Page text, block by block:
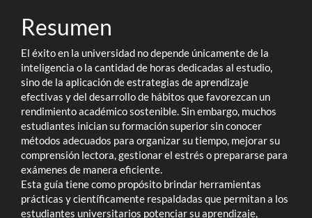
Resumen
El éxito en la universidad no depende únicamente de la
inteligencia o la cantidad de horas dedicadas al estudio,
sino de la aplicación de estrategias de aprendizaje
efectivas y del desarrollo de hábitos que favorezcan un
rendimiento académico sostenible. Sin embargo, muchos
estudiantes inician su formación superior sin conocer
métodos adecuados para organizar su tiempo, mejorar su
comprensión lectora, gestionar el estrés o prepararse para
exámenes de manera eficiente.
Esta guía tiene como propósito brindar herramientas
prácticas y científicamente respaldadas que permitan a los
estudiantes universitarios potenciar su aprendizaje,